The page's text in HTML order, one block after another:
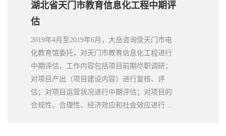
湖北省天门市教育信息化工程中期评
估
2019年4月至2019年6月，大岳咨询受天门市电
化教育馆委托，对天门市教育信息化工程进行
中期评估，工作内容包括项目前期尽职调研；
对项目产出（项目建设内容）进行复核、评
估；对项目运营状况进行中期评估；对项目的
合规性、合理性、经济效应和社会效应进行中